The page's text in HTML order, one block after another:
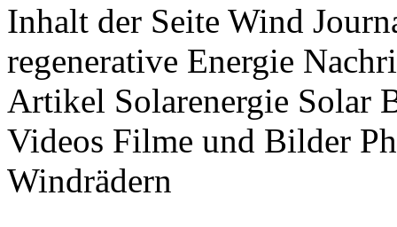
Inhalt der Seite Wind
regenerative Energie
Artikel Solarenergie Solar
Videos Filme und Bilder
Windrädern